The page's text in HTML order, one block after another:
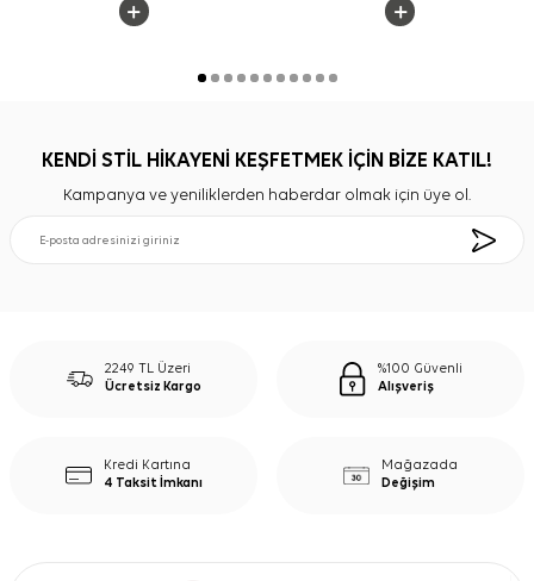
KENDİ STİL HİKAYENİ KEŞFETMEK İÇİN BİZE KATIL!
Kampanya ve yeniliklerden haberdar olmak için üye ol.
2249 TL Üzeri
Ücretsiz Kargo
%100 Güvenli
Alışveriş
Kredi Kartına
4 Taksit İmkanı
Mağazada
Değişim